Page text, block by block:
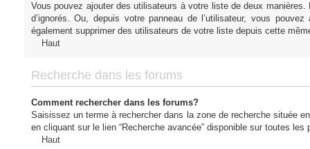
Vous pouvez ajouter des utilisateurs à votre liste de deux
d’ignorés. Ou, depuis votre panneau de l’utilisateur, vous
également supprimer des utilisateurs de votre liste depuis cette
Haut
Recherche dans les forums
Comment rechercher dans les forums?
Saisissez un terme à rechercher dans la zone de recherche située
en cliquant sur le lien “Recherche avancée” disponible sur toutes
Haut